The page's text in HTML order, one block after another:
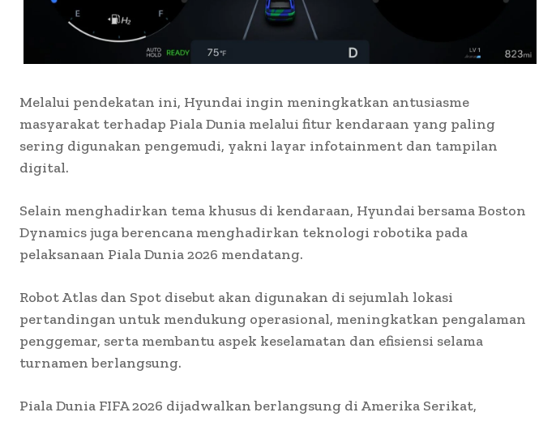
Melalui pendekatan ini, Hyundai ingin meningkatkan antusiasme
masyarakat terhadap Piala Dunia melalui fitur kendaraan yang paling
sering digunakan pengemudi, yakni layar infotainment dan tampilan
digital.
Selain menghadirkan tema khusus di kendaraan, Hyundai bersama Boston
Dynamics juga berencana menghadirkan teknologi robotika pada
pelaksanaan Piala Dunia 2026 mendatang.
Robot Atlas dan Spot disebut akan digunakan di sejumlah lokasi
pertandingan untuk mendukung operasional, meningkatkan pengalaman
penggemar, serta membantu aspek keselamatan dan efisiensi selama
turnamen berlangsung.
Piala Dunia FIFA 2026 dijadwalkan berlangsung di Amerika Serikat,